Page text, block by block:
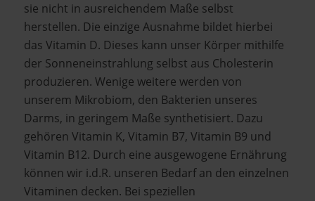
sie nicht in ausreichendem Maße selbst
herstellen. Die einzige Ausnahme bildet hierbei
das Vitamin D. Dieses kann unser Körper mithilfe
der Sonneneinstrahlung selbst aus Cholesterin
produzieren. Wenige weitere werden von
unserem Mikrobiom, den Bakterien unseres
Darms, in geringem Maße synthetisiert. Dazu
gehören Vitamin K, Vitamin B7, Vitamin B9 und
Vitamin B12. Durch eine ausgewogene Ernährung
können wir i.d.R. unseren Bedarf an den einzelnen
Vitaminen decken. Bei speziellen